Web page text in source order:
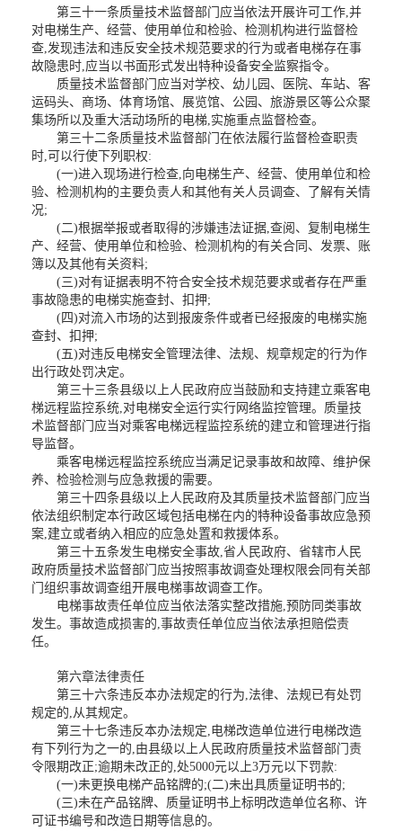
第三十一条质量技术监督部门应当依法开展许可工作,并
对电梯生产、经营、使用单位和检验、检测机构进行监督检
查,发现违法和违反安全技术规范要求的行为或者电梯存在事
故隐患时,应当以书面形式发出特种设备安全监察指令。
质量技术监督部门应当对学校、幼儿园、医院、车站、客
运码头、商场、体育场馆、展览馆、公园、旅游景区等公众聚
集场所以及重大活动场所的电梯,实施重点监督检查。
第三十二条质量技术监督部门在依法履行监督检查职责
时,可以行使下列职权:
(一)进入现场进行检查,向电梯生产、经营、使用单位和检
验、检测机构的主要负责人和其他有关人员调查、了解有关情
况;
(二)根据举报或者取得的涉嫌违法证据,查阅、复制电梯生
产、经营、使用单位和检验、检测机构的有关合同、发票、账
簿以及其他有关资料;
(三)对有证据表明不符合安全技术规范要求或者存在严重
事故隐患的电梯实施查封、扣押;
(四)对流入市场的达到报废条件或者已经报废的电梯实施
查封、扣押;
(五)对违反电梯安全管理法律、法规、规章规定的行为作
出行政处罚决定。
第三十三条县级以上人民政府应当鼓励和支持建立乘客电
梯远程监控系统,对电梯安全运行实行网络监控管理。质量技
术监督部门应当对乘客电梯远程监控系统的建立和管理进行指
导监督。
乘客电梯远程监控系统应当满足记录事故和故障、维护保
养、检验检测与应急救援的需要。
第三十四条县级以上人民政府及其质量技术监督部门应当
依法组织制定本行政区域包括电梯在内的特种设备事故应急预
案,建立或者纳入相应的应急处置和救援体系。
第三十五条发生电梯安全事故,省人民政府、省辖市人民
政府质量技术监督部门应当按照事故调查处理权限会同有关部
门组织事故调查组开展电梯事故调查工作。
电梯事故责任单位应当依法落实整改措施,预防同类事故
发生。事故造成损害的,事故责任单位应当依法承担赔偿责
任。
第六章法律责任
第三十六条违反本办法规定的行为,法律、法规已有处罚
规定的,从其规定。
第三十七条违反本办法规定,电梯改造单位进行电梯改造
有下列行为之一的,由县级以上人民政府质量技术监督部门责
令限期改正;逾期未改正的,处5000元以上3万元以下罚款:
(一)未更换电梯产品铭牌的;(二)未出具质量证明书的;
(三)未在产品铭牌、质量证明书上标明改造单位名称、许
可证书编号和改造日期等信息的。